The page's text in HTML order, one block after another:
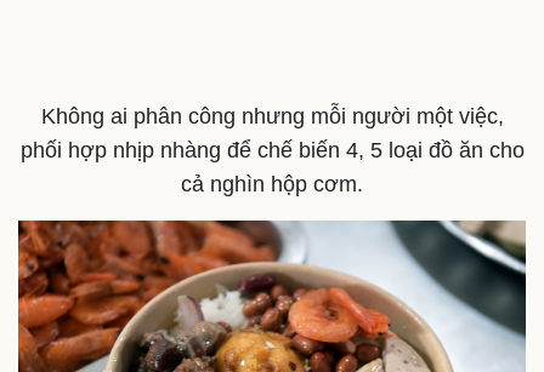
Không ai phân công nhưng mỗi người một việc,
phối hợp nhịp nhàng để chế biến 4, 5 loại đồ ăn cho
cả nghìn hộp cơm.